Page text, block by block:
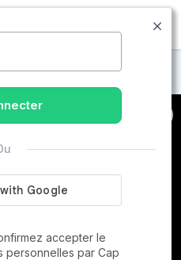
MENU
accepter le
personnelles par Cap